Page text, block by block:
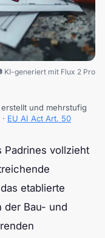
KI-generiert mit Flux 2 Pro
und mehrstufig
· EU AI Act Art. 50
Padrines vollzieht
etablierte
der Bau- und